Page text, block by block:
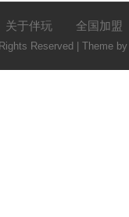
关于伴玩 全国加盟
Reserved | Theme by